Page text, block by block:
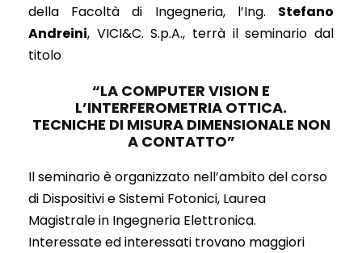
della Facoltà di Ingegneria, l’Ing. Stefano
Andreini, VICI&C. S.p.A., terrà il seminario dal
titolo
“LA COMPUTER VISION E
L’INTERFEROMETRIA OTTICA.
TECNICHE DI MISURA DIMENSIONALE NON
A CONTATTO”
Il seminario è organizzato nell’ambito del corso
di Dispositivi e Sistemi Fotonici, Laurea
Magistrale in Ingegneria Elettronica.
Interessate ed interessati trovano maggiori